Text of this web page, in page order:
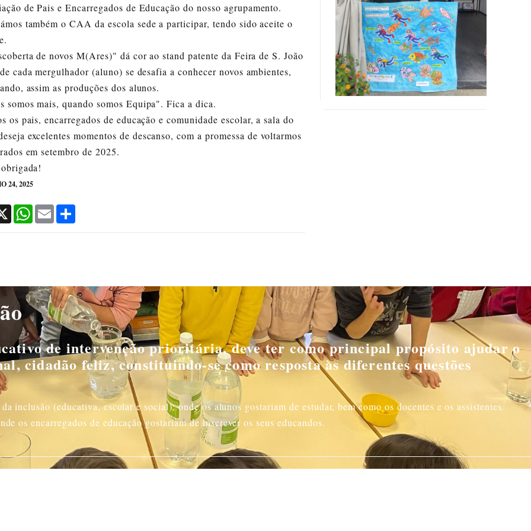
VER MAIS VER MAIS
de Pais e Encarregados de Educação do nosso agrupamento.
também o CAA da escola sede a participar, tendo sido aceite o
de novos M(Ares)" dá cor ao stand patente da Feira de S. João
cada mergulhador (aluno) se desafia a conhecer novos ambientes,
assim as produções dos alunos.
somos mais, quando somos Equipa". Fica a dica.
os pais, encarregados de educação e comunidade escolar, a sala do
excelentes momentos de descanso, com a promessa de voltarmos
em setembro de 2025.
24, 2025
X WhatsApp
Email
de intervenção prioritária, deve ter como principal propósito ajudar o
cidadão feliz, constituindo-se como resposta às diferentes questões
inclusão (educativa, escolar e social), onde os alunos gostariam de estudar, bem como os docentes e os assistentes
os encarregados de educação gostariam de inscrever os seus educandos.